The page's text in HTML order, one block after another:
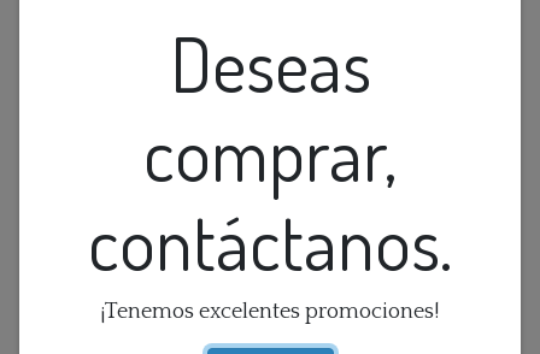
Deseas
comprar,
contáctanos.
¡Tenemos excelentes promociones!